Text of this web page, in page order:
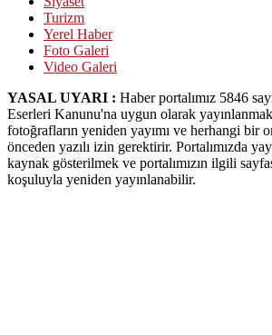
Turizm
Yerel Haber
Foto Galeri
Video Galeri
YASAL UYARI : Haber portalımız 5846
Eserleri Kanunu'na uygun olarak
fotoğrafların yeniden yayımı ve herhangi bir
önceden yazılı izin gerektirir. Portalımızda
kaynak gösterilmek ve portalımızın ilgili
koşuluyla yeniden yayınlanabilir.